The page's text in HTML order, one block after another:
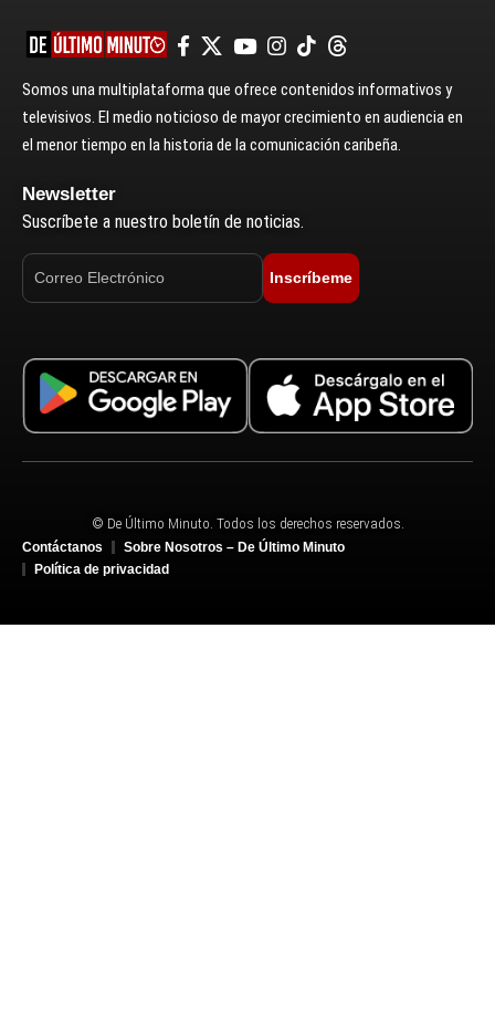
Somos una multiplataforma que ofrece contenidos informativos y
televisivos. El medio noticioso de mayor crecimiento en audiencia en
el menor tiempo en la historia de la comunicación caribeña.
Newsletter
Suscríbete a nuestro boletín de noticias.
Inscríbeme
© De Último Minuto. Todos los derechos reservados.
Contáctanos
Sobre Nosotros – De Último Minuto
Política de privacidad